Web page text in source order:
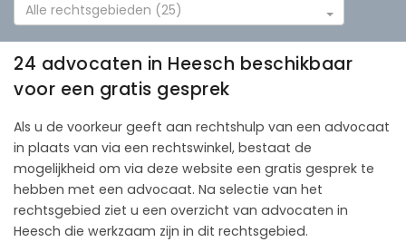
Alle rechtsgebieden (25)
24 advocaten in Heesch beschikbaar
voor een gratis gesprek
Als u de voorkeur geeft aan rechtshulp van een advocaat
in plaats van via een rechtswinkel, bestaat de
mogelijkheid om via deze website een gratis gesprek te
hebben met een advocaat. Na selectie van het
rechtsgebied ziet u een overzicht van advocaten in
Heesch die werkzaam zijn in dit rechtsgebied.